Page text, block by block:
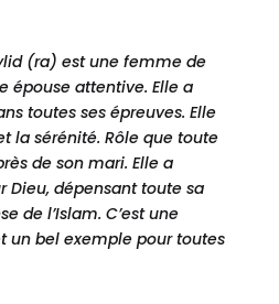
(ra) est une femme de
épouse attentive. Elle a
toutes ses épreuves. Elle
la sérénité. Rôle que toute
de son mari. Elle a
Dieu, dépensant toute sa
de l’Islam. C’est une
un bel exemple pour toutes